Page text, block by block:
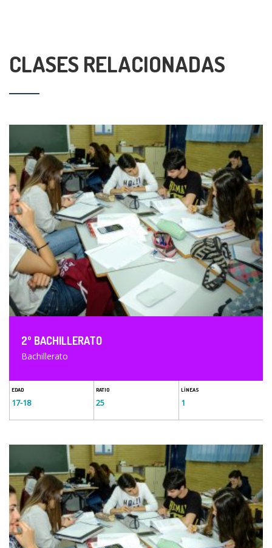
CLASES RELACIONADAS
2º BACHILLERATO
Bachillerato
EDAD
17-18
RATIO
25
LÍNEAS
1